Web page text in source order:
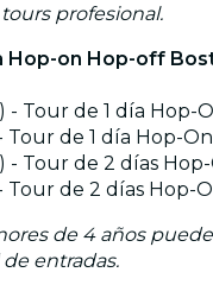
profesional.
Hop-on Hop-off
- Tour de 1 día Hop-
Tour de 1 día Hop-
- Tour de 2 días
Tour de 2 días Hop-
de 4 años
entradas.